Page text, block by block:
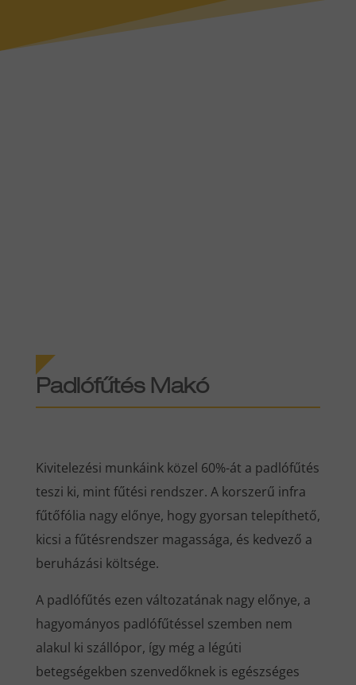
Padlófűtés Makó
Kivitelezési munkáink közel 60%-át a padlófűtés
teszi ki, mint fűtési rendszer. A korszerű infra
fűtőfólia nagy előnye, hogy gyorsan telepíthető,
kicsi a fűtésrendszer magassága, és kedvező a
beruházási költsége.
A padlófűtés ezen változatának nagy előnye, a
hagyományos padlófűtéssel szemben nem
alakul ki szállópor, így még a légúti
betegségekben szenvedőknek is egészséges